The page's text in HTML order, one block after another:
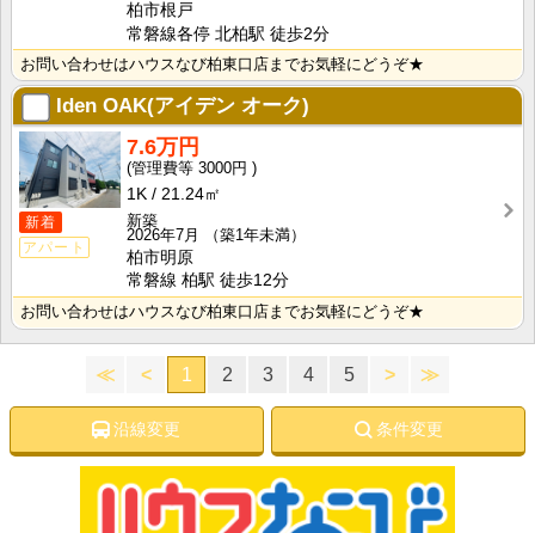
柏市根戸
常磐線各停 北柏駅 徒歩2分
お問い合わせはハウスなび柏東口店までお気軽にどうぞ★
Iden OAK(アイデン オーク)
新着
アパート
7.6万円
3000円
1K
21.24㎡
新築
2026年7月
（築1年未満）
柏市明原
常磐線 柏駅 徒歩12分
お問い合わせはハウスなび柏東口店までお気軽にどうぞ★
≪ < 1 2 3 4 5 > ≫
沿線変更 条件変更